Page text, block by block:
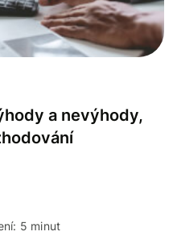
a nevýhody,
5 minut